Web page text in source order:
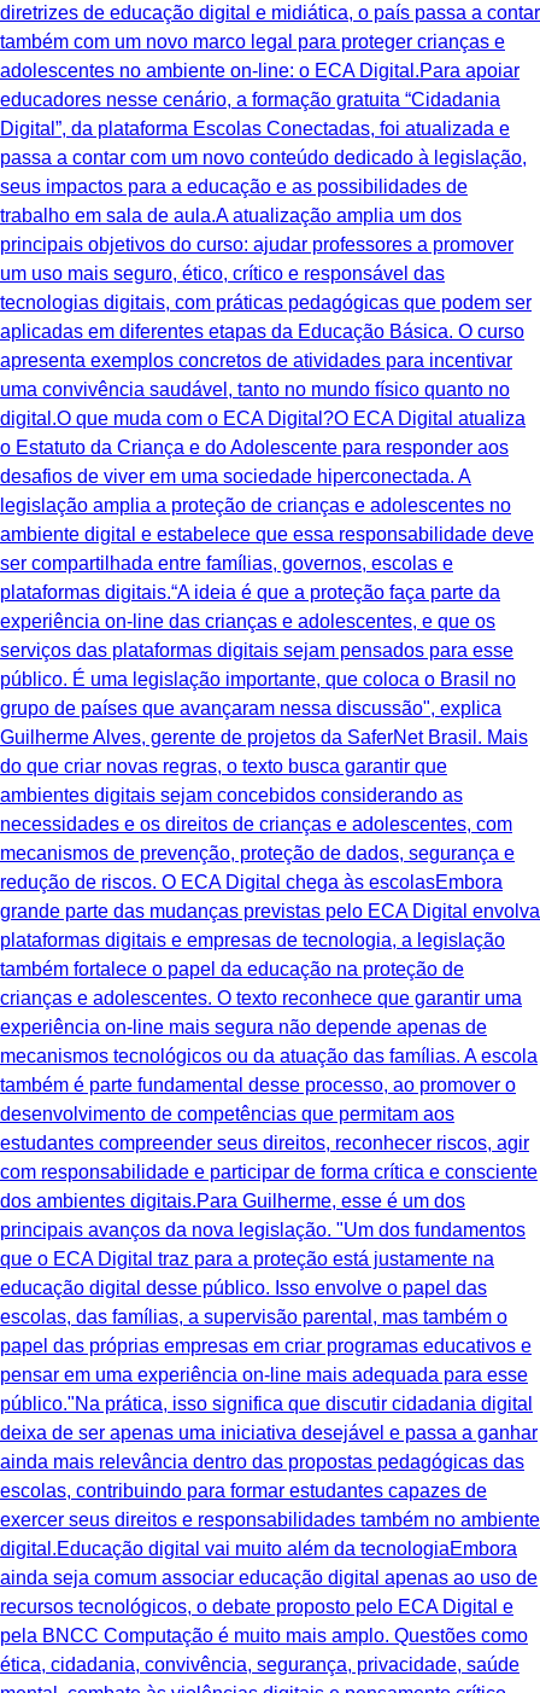
diretrizes de educação digital e midiática, o país passa a contar
também com um novo marco legal para proteger crianças e
adolescentes no ambiente on-line: o ECA Digital.Para apoiar
educadores nesse cenário, a formação gratuita “Cidadania
Digital”, da plataforma Escolas Conectadas, foi atualizada e
passa a contar com um novo conteúdo dedicado à legislação,
seus impactos para a educação e as possibilidades de
trabalho em sala de aula.A atualização amplia um dos
principais objetivos do curso: ajudar professores a promover
um uso mais seguro, ético, crítico e responsável das
tecnologias digitais, com práticas pedagógicas que podem ser
aplicadas em diferentes etapas da Educação Básica. O curso
apresenta exemplos concretos de atividades para incentivar
uma convivência saudável, tanto no mundo físico quanto no
digital.O que muda com o ECA Digital?O ECA Digital atualiza
o Estatuto da Criança e do Adolescente para responder aos
desafios de viver em uma sociedade hiperconectada. A
legislação amplia a proteção de crianças e adolescentes no
ambiente digital e estabelece que essa responsabilidade deve
ser compartilhada entre famílias, governos, escolas e
plataformas digitais.“A ideia é que a proteção faça parte da
experiência on-line das crianças e adolescentes, e que os
serviços das plataformas digitais sejam pensados para esse
público. É uma legislação importante, que coloca o Brasil no
grupo de países que avançaram nessa discussão", explica
Guilherme Alves, gerente de projetos da SaferNet Brasil. Mais
do que criar novas regras, o texto busca garantir que
ambientes digitais sejam concebidos considerando as
necessidades e os direitos de crianças e adolescentes, com
mecanismos de prevenção, proteção de dados, segurança e
redução de riscos. O ECA Digital chega às escolasEmbora
grande parte das mudanças previstas pelo ECA Digital envolva
plataformas digitais e empresas de tecnologia, a legislação
também fortalece o papel da educação na proteção de
crianças e adolescentes. O texto reconhece que garantir uma
experiência on-line mais segura não depende apenas de
mecanismos tecnológicos ou da atuação das famílias. A escola
também é parte fundamental desse processo, ao promover o
desenvolvimento de competências que permitam aos
estudantes compreender seus direitos, reconhecer riscos, agir
com responsabilidade e participar de forma crítica e consciente
dos ambientes digitais.Para Guilherme, esse é um dos
principais avanços da nova legislação. "Um dos fundamentos
que o ECA Digital traz para a proteção está justamente na
educação digital desse público. Isso envolve o papel das
escolas, das famílias, a supervisão parental, mas também o
papel das próprias empresas em criar programas educativos e
pensar em uma experiência on-line mais adequada para esse
público."Na prática, isso significa que discutir cidadania digital
deixa de ser apenas uma iniciativa desejável e passa a ganhar
ainda mais relevância dentro das propostas pedagógicas das
escolas, contribuindo para formar estudantes capazes de
exercer seus direitos e responsabilidades também no ambiente
digital.Educação digital vai muito além da tecnologiaEmbora
ainda seja comum associar educação digital apenas ao uso de
recursos tecnológicos, o debate proposto pelo ECA Digital e
pela BNCC Computação é muito mais amplo. Questões como
ética, cidadania, convivência, segurança, privacidade, saúde